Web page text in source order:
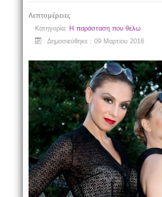
Λεπτομέρειες
Κατηγορία: Η παράσταση που θέλω
Δημοσιεύθηκε : 09 Μαρτίου 2016